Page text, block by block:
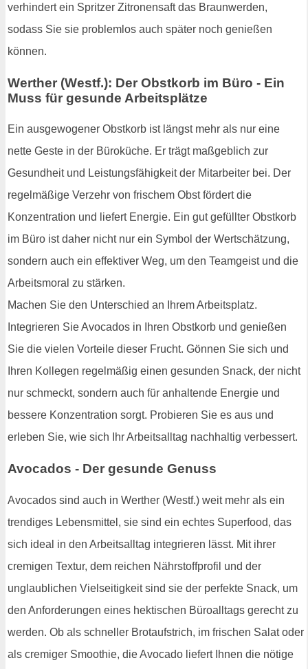
verhindert ein Spritzer Zitronensaft das Braunwerden,
sodass Sie sie problemlos auch später noch genießen
können.
Werther (Westf.): Der Obstkorb im Büro - Ein
Muss für gesunde Arbeitsplätze
Ein ausgewogener Obstkorb ist längst mehr als nur eine
nette Geste in der Büroküche. Er trägt maßgeblich zur
Gesundheit und Leistungsfähigkeit der Mitarbeiter bei. Der
regelmäßige Verzehr von frischem Obst fördert die
Konzentration und liefert Energie. Ein gut gefüllter Obstkorb
im Büro ist daher nicht nur ein Symbol der Wertschätzung,
sondern auch ein effektiver Weg, um den Teamgeist und die
Arbeitsmoral zu stärken.
Machen Sie den Unterschied an Ihrem Arbeitsplatz.
Integrieren Sie Avocados in Ihren Obstkorb und genießen
Sie die vielen Vorteile dieser Frucht. Gönnen Sie sich und
Ihren Kollegen regelmäßig einen gesunden Snack, der nicht
nur schmeckt, sondern auch für anhaltende Energie und
bessere Konzentration sorgt. Probieren Sie es aus und
erleben Sie, wie sich Ihr Arbeitsalltag nachhaltig verbessert.
Avocados - Der gesunde Genuss
Avocados sind auch in Werther (Westf.) weit mehr als ein
trendiges Lebensmittel, sie sind ein echtes Superfood, das
sich ideal in den Arbeitsalltag integrieren lässt. Mit ihrer
cremigen Textur, dem reichen Nährstoffprofil und der
unglaublichen Vielseitigkeit sind sie der perfekte Snack, um
den Anforderungen eines hektischen Büroalltags gerecht zu
werden. Ob als schneller Brotaufstrich, im frischen Salat oder
als cremiger Smoothie, die Avocado liefert Ihnen die nötige